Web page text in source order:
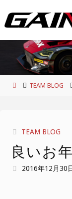
ホ
TEAM BLOG
TEAM BLOG
良いお
2016年12月30